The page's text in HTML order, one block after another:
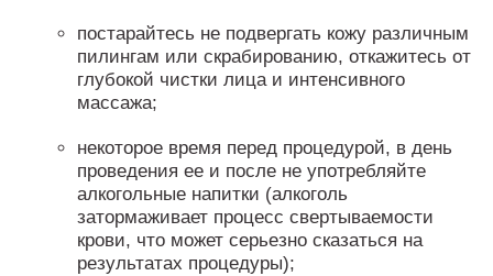
постарайтесь не подвергать кожу различным
пилингам или скрабированию, откажитесь от
глубокой чистки лица и интенсивного
массажа;
некоторое время перед процедурой, в день
проведения ее и после не употребляйте
алкогольные напитки (алкоголь
затормаживает процесс свертываемости
крови, что может серьезно сказаться на
результатах процедуры);